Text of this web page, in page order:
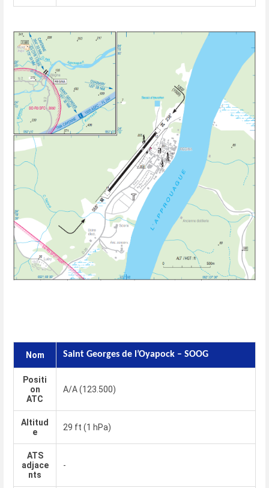
Nom Saint Georges de l’Oyapock – SOOG
Positi
on
ATC
A/A (123.500)
Altitud
e
29 ft (1 hPa)
ATS
adjace
nts
-